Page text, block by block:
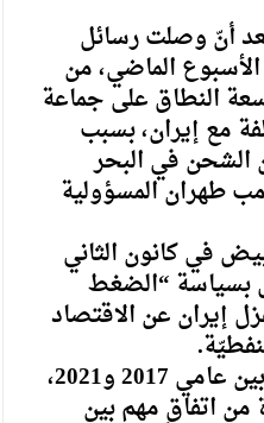
أنّ وصلت رسائل
الماضي، من
النطاق على جماعة
مع إيران، بسبب
في البحر
طهران المسؤولية
في كانون الثاني
بسياسة “الضغط
إيران عن الاقتصاد
وفي فترة ولايته السابقة بين عامي 2017 و2021،
من اتفاق مهم بين